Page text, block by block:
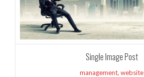
Single Image Post
management, website